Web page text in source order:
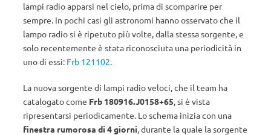
lampi radio apparsi nel cielo, prima di scomparire per
sempre. In pochi casi gli astronomi hanno osservato che il
lampo radio si è ripetuto più volte, dalla stessa sorgente, e
solo recentemente è stata riconosciuta una periodicità in
uno di essi: Frb 121102.
La nuova sorgente di lampi radio veloci, che il team ha
catalogato come Frb 180916.J0158+65, si è vista
ripresentarsi periodicamente. Lo schema inizia con una
finestra rumorosa di 4 giorni, durante la quale la sorgente